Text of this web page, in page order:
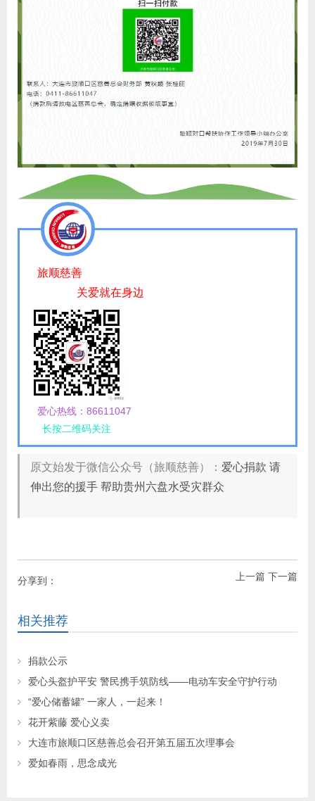
旅顺慈善
关爱就在身边
爱心热线：86611047
长按二维码关注
原文始发于微信公众号（旅顺慈善）： ​爱心捐款 请
伸出您的援手 帮助贵州六盘水受灾群众
上一篇 下一篇
分享到：
相关推荐
捐款公示
爱心头盔护平安 警民携手筑防线——电动车安全守护行动
“爱心储蓄罐” 一家人，一起来！
花开紫藤 爱心义卖
大连市旅顺口区慈善总会召开第五届五次理事会
爱如春雨，思念成光